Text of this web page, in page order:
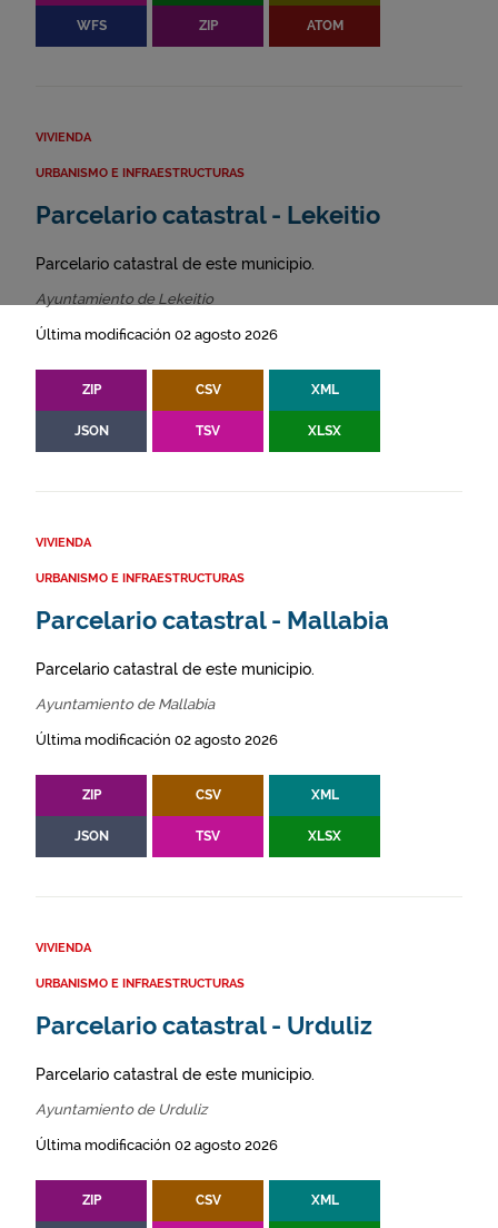
WFS ZIP ATOM
VIVIENDA
URBANISMO E INFRAESTRUCTURAS
Parcelario catastral - Lekeitio
Parcelario catastral de este municipio.
Ayuntamiento de Lekeitio
Última modificación 02 agosto 2026
ZIP CSV XML
JSON TSV XLSX
VIVIENDA
URBANISMO E INFRAESTRUCTURAS
Parcelario catastral - Mallabia
Parcelario catastral de este municipio.
Ayuntamiento de Mallabia
Última modificación 02 agosto 2026
ZIP CSV XML
JSON TSV XLSX
VIVIENDA
URBANISMO E INFRAESTRUCTURAS
Parcelario catastral - Urduliz
Parcelario catastral de este municipio.
Ayuntamiento de Urduliz
Última modificación 02 agosto 2026
ZIP CSV XML